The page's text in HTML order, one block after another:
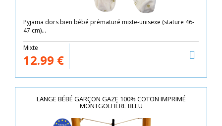
Pyjama dors bien bébé prématuré mixte-unisexe (stature 46-
47 cm)...
Mixte
12.99 €
LANGE BÉBÉ GARÇON GAZE 100% COTON IMPRIMÉ
MONTGOLFIÈRE BLEU